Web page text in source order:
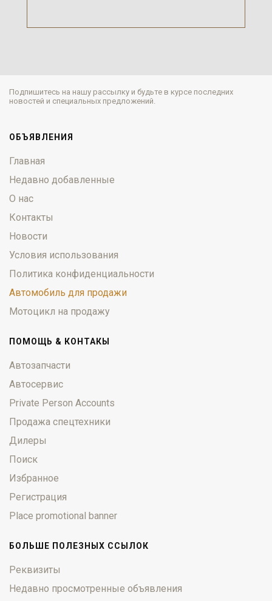
Подпишитесь на нашу рассылку и будьте в курсе последних
новостей и специальных предложений.
ОБЪЯВЛЕНИЯ
Главная
Недавно добавленные
О нас
Контакты
Новости
Условия использования
Политика конфиденциальности
Автомобиль для продажи
Мотоцикл на продажу
ПОМОЩЬ & КОНТАКЫ
Автозапчасти
Автосервис
Private Person Accounts
Продажа спецтехники
Дилеры
Поиск
Избранное
Регистрация
Place promotional banner
БОЛЬШЕ ПОЛЕЗНЫХ ССЫЛОК
Реквизиты
Недавно просмотренные объявления